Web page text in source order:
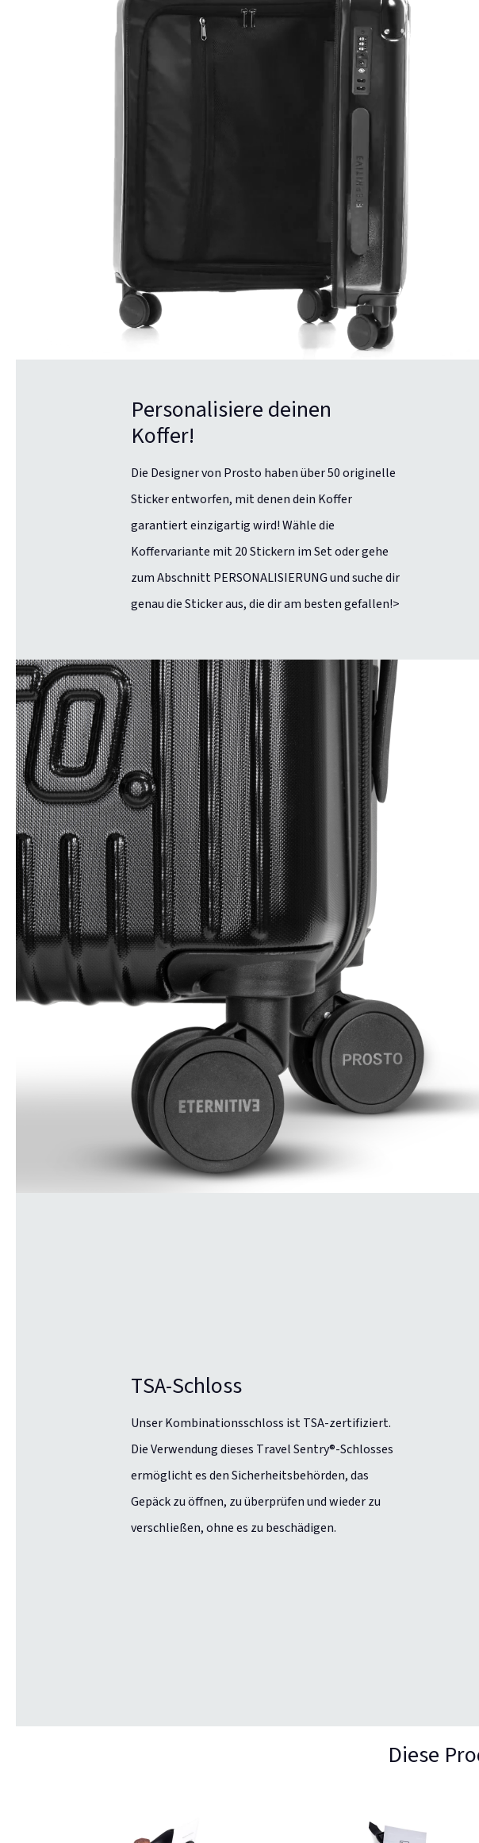
Personalisiere deinen
Koffer!
Die Designer von Prosto haben über 50 originelle
Sticker entworfen, mit denen dein Koffer
garantiert einzigartig wird! Wähle die
Koffervariante mit 20 Stickern im Set oder gehe
zum Abschnitt PERSONALISIERUNG und suche dir
genau die Sticker aus, die dir am besten gefallen!>
TSA-Schloss
Unser Kombinationsschloss ist TSA-zertifiziert.
Die Verwendung dieses Travel Sentry®-Schlosses
ermöglicht es den Sicherheitsbehörden, das
Gepäck zu öffnen, zu überprüfen und wieder zu
verschließen, ohne es zu beschädigen.
Diese